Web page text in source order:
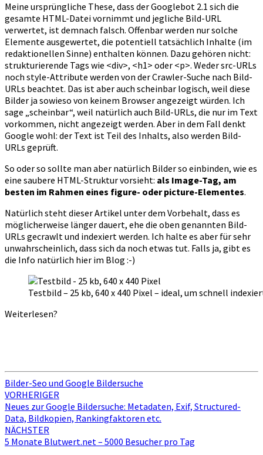
Meine ursprüngliche These, dass der Googlebot 2.1 sich die
gesamte HTML-Datei vornimmt und jegliche Bild-URL
verwertet, ist demnach falsch. Offenbar werden nur solche
Elemente ausgewertet, die potentiell tatsächlich Inhalte (im
redaktionellen Sinne) enthalten können. Dazu gehören nicht:
strukturierende Tags wie <div>, <h1> oder <p>. Weder src-URLs
noch style-Attribute werden von der Crawler-Suche nach Bild-
URLs beachtet. Das ist aber auch scheinbar logisch, weil diese
Bilder ja sowieso von keinem Browser angezeigt würden. Ich
sage „scheinbar“, weil natürlich auch Bild-URLs, die nur im Text
vorkommen, nicht angezeigt werden. Aber in dem Fall denkt
Google wohl: der Text ist Teil des Inhalts, also werden Bild-
URLs geprüft.
So oder so sollte man aber natürlich Bilder so einbinden, wie es
eine saubere HTML-Struktur vorsieht: als Image-Tag, am
besten im Rahmen eines figure- oder picture-Elementes.
Natürlich steht dieser Artikel unter dem Vorbehalt, dass es
möglicherweise länger dauert, ehe die oben genannten Bild-
URLs gecrawlt und indexiert werden. Ich halte es aber für sehr
unwahrscheinlich, dass sich da noch etwas tut. Falls ja, gibt es
die Info natürlich hier im Blog :-)
Testbild – 25 kb, 640 x 440 Pixel – ideal, um schnell
Weiterlesen?
Bilder-Seo und Google Bildersuche
Beitragsnavigation
VORHERIGER
Neues zur Google Bildersuche: Metadaten, Exif, Structured-
Data, Bildkopien, Rankingfaktoren etc.
NÄCHSTER
5 Monate Blutwert.net – 5000 Besucher pro Tag